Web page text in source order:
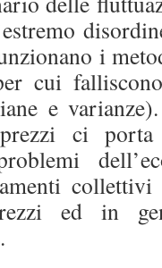
i
cui
e
ci porta
ed in